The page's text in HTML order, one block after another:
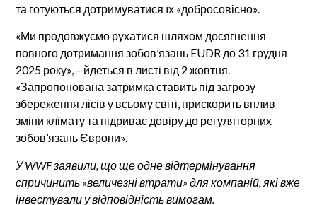
та готуються дотримуватися їх «добросовісно».
«Ми продовжуємо рухатися шляхом досягнення
повного дотримання зобов’язань EUDR до 31 грудня
2025 року», – йдеться в листі від 2 жовтня.
«Запропонована затримка ставить під загрозу
збереження лісів у всьому світі, прискорить вплив
зміни клімату та підриває довіру до регуляторних
зобов’язань Європи».
У WWF заявили, що ще одне відтермінування
спричинить «величезні втрати» для компаній, які вже
інвестували у відповідність вимогам.